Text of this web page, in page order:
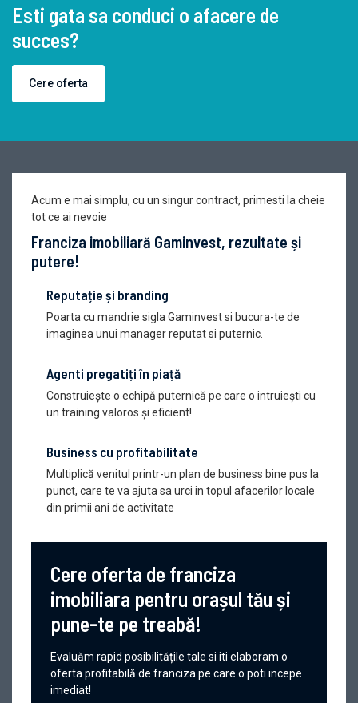
Esti gata sa conduci o afacere de
succes?
Cere oferta
Acum e mai simplu, cu un singur contract, primesti la cheie
tot ce ai nevoie
Franciza imobiliară Gaminvest, rezultate și
putere!
Reputație și branding
Poarta cu mandrie sigla Gaminvest si bucura-te de
imaginea unui manager reputat si puternic.
Agenti pregatiți în piață
Construiește o echipă puternică pe care o intruiești cu
un training valoros și eficient!
Business cu profitabilitate
Multiplică venitul printr-un plan de business bine pus la
punct, care te va ajuta sa urci in topul afacerilor locale
din primii ani de activitate
Cere oferta de franciza
imobiliara pentru orașul tău și
pune-te pe treabă!
Evaluăm rapid posibilitățile tale si iti elaboram o
oferta profitabilă de franciza pe care o poti incepe
imediat!